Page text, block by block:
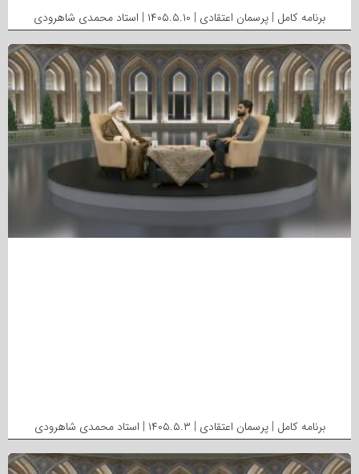
برنامه کامل | پرسمان اعتقادی | ۱۴۰۵.۵.۱۰ | استاد محمدی شاهرودی
برنامه کامل | پرسمان اعتقادی | ۱۴۰۵.۵.۳ | استاد محمدی شاهرودی